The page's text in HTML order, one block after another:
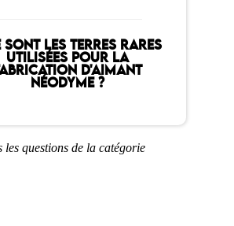
SONT LES TERRES RARES
UTILISÉES POUR LA
D'AIMANT
NÉODYME ?
les questions de la catégorie